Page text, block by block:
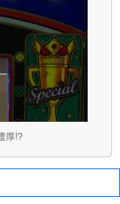
厚!?